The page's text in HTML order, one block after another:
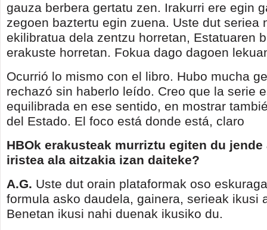
gauza berbera gertatu zen. Irakurri ere egin
zegoen baztertu egin zuena. Uste dut seriea
ekilibratua dela zentzu horretan, Estatuaren
erakuste horretan. Fokua dago dagoen
Ocurrió lo mismo con el libro. Hubo mucha
rechazó sin haberlo leído. Creo que la serie
equilibrada en ese sentido, en mostrar
del Estado. El foco está donde está, claro
HBOk erakusteak murriztu egiten du
iristea ala aitzakia izan daiteke?
A.G. Uste dut orain plataformak oso
formula asko daudela, gainera, serieak ikusi
Benetan ikusi nahi duenak ikusiko du.